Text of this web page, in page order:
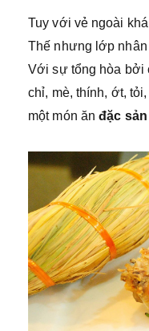
Tuy với vẻ ngoài
Thế nhưng lớp
Với sự tổng hòa bởi
chỉ, mè, thính, ớt,
một món ănđặc